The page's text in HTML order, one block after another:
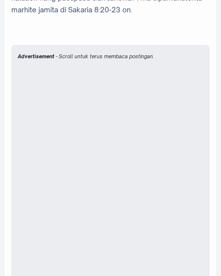
marhite jamita di Sakaria 8:20-23 on.
Advertisement - Scroll untuk terus membaca postingan.